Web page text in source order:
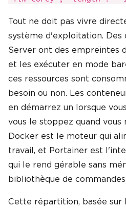
Tout ne doit pas vivre
système d'exploitation. Des
Server ont des empreintes
et les exécuter en mode
ces ressources sont
besoin ou non. Les
en démarrez un lorsque
vous le stoppez quand vous
Docker est le moteur qui
travail, et Portainer est
qui le rend gérable sans
bibliothèque de commandes
Cette répartition, basée sur